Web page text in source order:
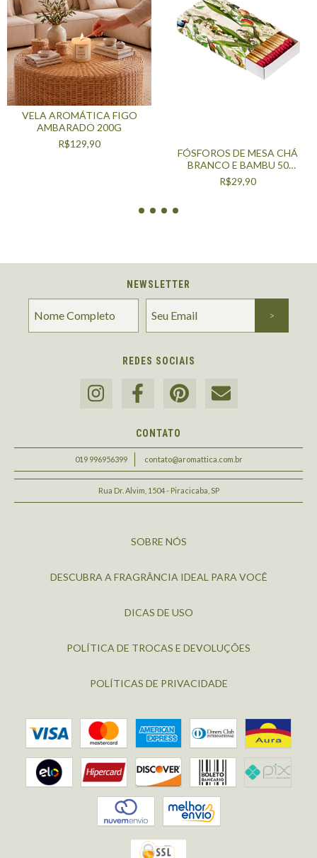
VELA AROMÁTICA FIGO
AMBARADO 200G
R$129,90
FÓSFOROS DE MESA CHÁ
BRANCO E BAMBU 50
UNIDADES
R$29,90
NEWSLETTER
REDES SOCIAIS
CONTATO
019 996956399 contato@aromattica.com.br
Rua Dr. Alvim, 1504 - Piracicaba, SP
SOBRE NÓS
DESCUBRA A FRAGRÂNCIA IDEAL PARA VOCÊ
DICAS DE USO
POLÍTICA DE TROCAS E DEVOLUÇÕES
POLÍTICAS DE PRIVACIDADE